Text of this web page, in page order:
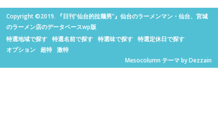
Copyright ©2019. 『日刊“仙台的拉麺男”』仙台のラーメンマン・仙台、宮城
のラーメン店のデータベースwp版
特選地域で探す
特選名前で探す 特選味で探す
特選定休日で探す
オプション
超特 激特
Mesocolumn テーマ by Dezzain